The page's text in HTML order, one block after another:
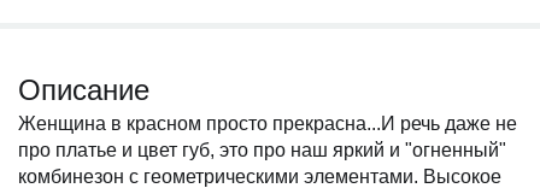
Описание
Женщина в красном просто прекрасна...И речь даже не
про платье и цвет губ, это про наш яркий и "огненный"
комбинезон с геометрическими элементами. Высокое